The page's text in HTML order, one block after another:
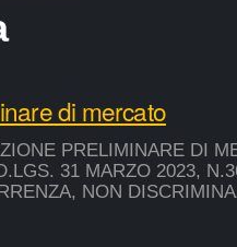
di mercato
PRELIMINARE DI
31 MARZO 2023,
NON